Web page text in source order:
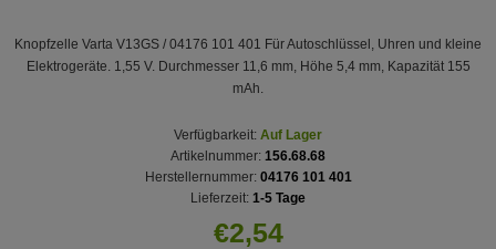
Knopfzelle Varta V13GS / 04176 101 401 Für Autoschlüssel, Uhren und kleine
Elektrogeräte. 1,55 V. Durchmesser 11,6 mm, Höhe 5,4 mm, Kapazität 155
mAh.
Verfügbarkeit: Auf Lager
Artikelnummer: 156.68.68
Herstellernummer: 04176 101 401
Lieferzeit: 1-5 Tage
€2,54